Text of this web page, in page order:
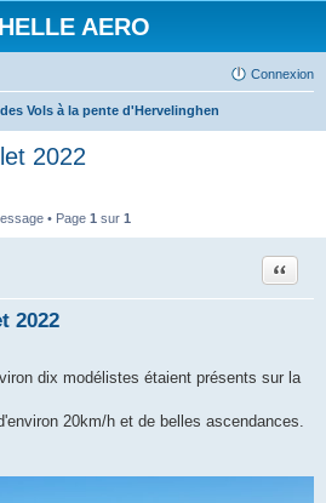
AERO
Connexion
Vols à la pente d'Hervelinghen
2022
• Page 1 sur 1
2022
Citation
dix modélistes étaient présents sur la
20km/h et de belles ascendances.